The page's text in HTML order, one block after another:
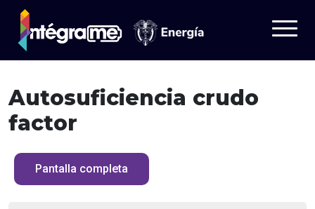
Tableros
¿Quieres saber más?
Autosuficiencia crudo
factor
Pantalla completa